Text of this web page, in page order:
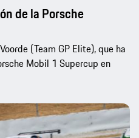
de la Porsche
(Team GP Elite), que ha
Mobil 1 Supercup en